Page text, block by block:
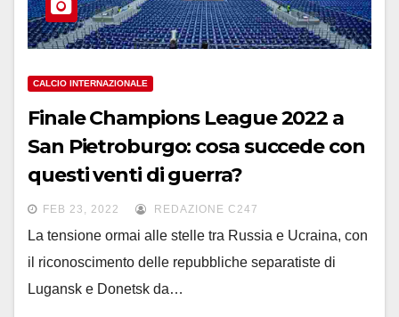
CALCIO INTERNAZIONALE
Finale Champions League 2022 a
San Pietroburgo: cosa succede con
questi venti di guerra?
FEB 23, 2022 REDAZIONE C247
La tensione ormai alle stelle tra Russia e Ucraina, con
il riconoscimento delle repubbliche separatiste di
Lugansk e Donetsk da…